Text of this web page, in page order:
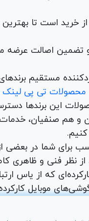
از ضخامت
خرید است تا
تضمین اصالت عرضه
واردکننده مستقیم
محصولات تی پی لینک
این برندها
رقابتی برای همکاران و هم
برای شما در بعضی
نظر فنی و ظاهری
که از یاس
طیف وسیعی از
کیس و آل این وان